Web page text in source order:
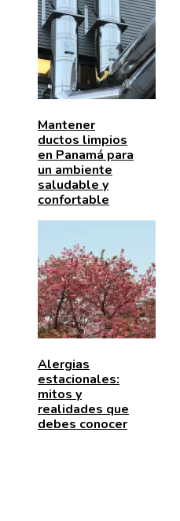
Mantener
ductos limpios
en Panamá para
un ambiente
saludable y
confortable
Alergias
estacionales:
mitos y
realidades que
debes conocer